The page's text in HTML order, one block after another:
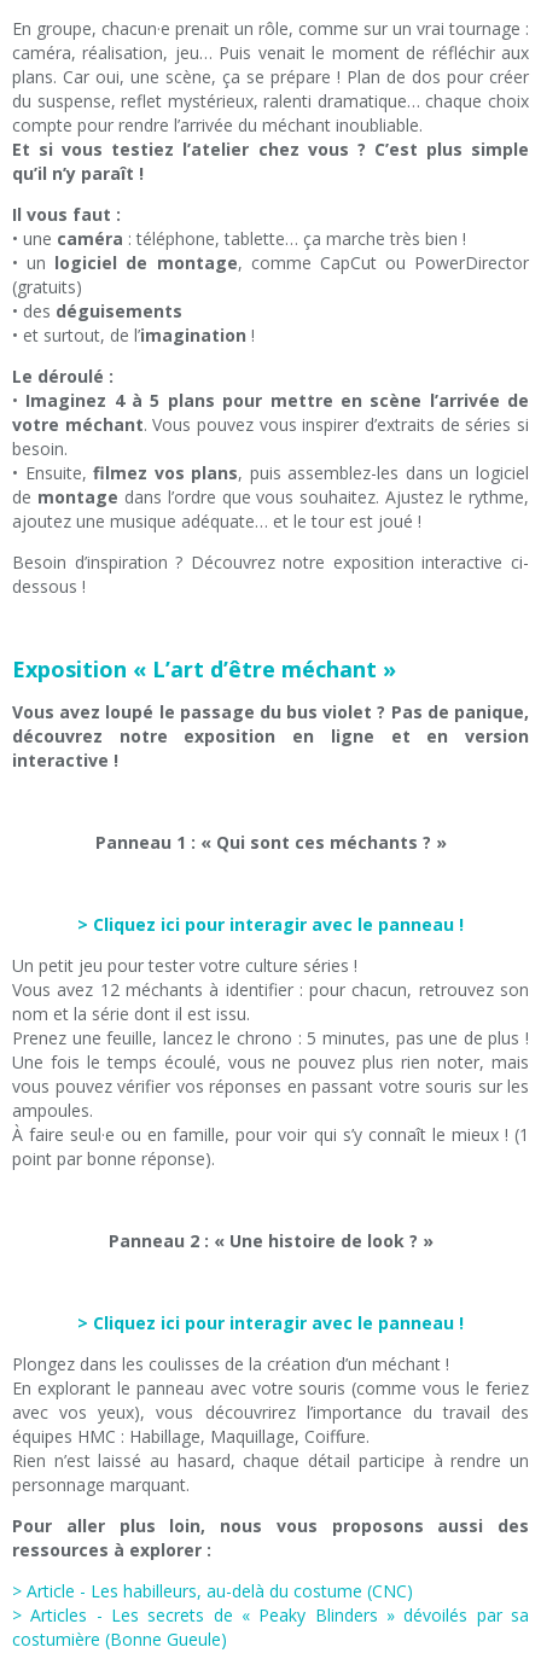
En groupe, chacun·e prenait un rôle, comme sur un vrai tournage :
caméra, réalisation, jeu… Puis venait le moment de réfléchir aux
plans. Car oui, une scène, ça se prépare ! Plan de dos pour créer
du suspense, reflet mystérieux, ralenti dramatique… chaque choix
compte pour rendre l’arrivée du méchant inoubliable.
Et si vous testiez l’atelier chez vous ? C’est plus simple
qu’il n’y paraît !
Il vous faut :
• une caméra : téléphone, tablette… ça marche très bien !
• un logiciel de montage, comme CapCut ou PowerDirector
(gratuits)
• des déguisements
• et surtout, de l’imagination !
Le déroulé :
• Imaginez 4 à 5 plans pour mettre en scène l’arrivée de
votre méchant. Vous pouvez vous inspirer d’extraits de séries si
besoin.
• Ensuite,filmez vos plans, puis assemblez-les dans un logiciel
de montage dans l’ordre que vous souhaitez. Ajustez le rythme,
ajoutez une musique adéquate… et le tour est joué !
Besoin d’inspiration ? Découvrez notre exposition interactive ci-
dessous !
Exposition « L’art d’être méchant »
Vous avez loupé le passage du bus violet ? Pas de panique,
découvrez notre exposition en ligne et en version
interactive !
Panneau 1 : « Qui sont ces méchants ? »
> Cliquez ici pour interagir avec le panneau !
Un petit jeu pour tester votre culture séries !
Vous avez 12 méchants à identifier : pour chacun, retrouvez son
nom et la série dont il est issu.
Prenez une feuille, lancez le chrono : 5 minutes, pas une de plus !
Une fois le temps écoulé, vous ne pouvez plus rien noter, mais
vous pouvez vérifier vos réponses en passant votre souris sur les
ampoules.
À faire seul·e ou en famille, pour voir qui s’y connaît le mieux ! (1
point par bonne réponse).
Panneau 2 : « Une histoire de look ? »
> Cliquez ici pour interagir avec le panneau !
Plongez dans les coulisses de la création d’un méchant !
En explorant le panneau avec votre souris (comme vous le feriez
avec vos yeux), vous découvrirez l’importance du travail des
équipes HMC : Habillage, Maquillage, Coiffure.
Rien n’est laissé au hasard, chaque détail participe à rendre un
personnage marquant.
Pour aller plus loin, nous vous proposons aussi des
ressources à explorer :
> Article - Les habilleurs, au-delà du costume (CNC)
> Articles - Les secrets de « Peaky Blinders » dévoilés par sa
costumière (Bonne Gueule)